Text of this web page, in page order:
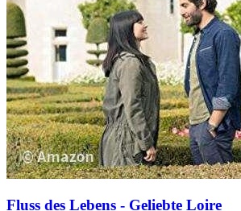
Fluss des Lebens - Geliebte Loire